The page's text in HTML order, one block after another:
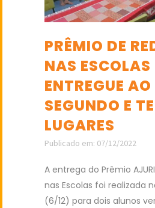
PRÊMIO DE
NAS ESCOLAS
ENTREGUE AO
SEGUNDO E
LUGARES
Publicado em: 07/12/2022
A entrega do Prêmio
nas Escolas foi realizada
(6/12) para dois alunos